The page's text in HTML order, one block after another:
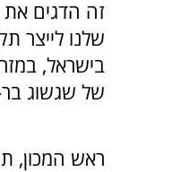
זה הדגים
שלנו לייצר
בישראל,
של שגשוג
ראש המכון,